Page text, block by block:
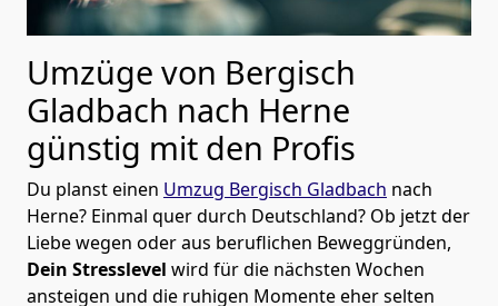
Umzüge von Bergisch
Gladbach nach Herne
günstig mit den Profis
Du planst einen Umzug Bergisch Gladbach nach
Herne? Einmal quer durch Deutschland? Ob jetzt der
Liebe wegen oder aus beruflichen Beweggründen,
Dein Stresslevel wird für die nächsten Wochen
ansteigen und die ruhigen Momente eher selten